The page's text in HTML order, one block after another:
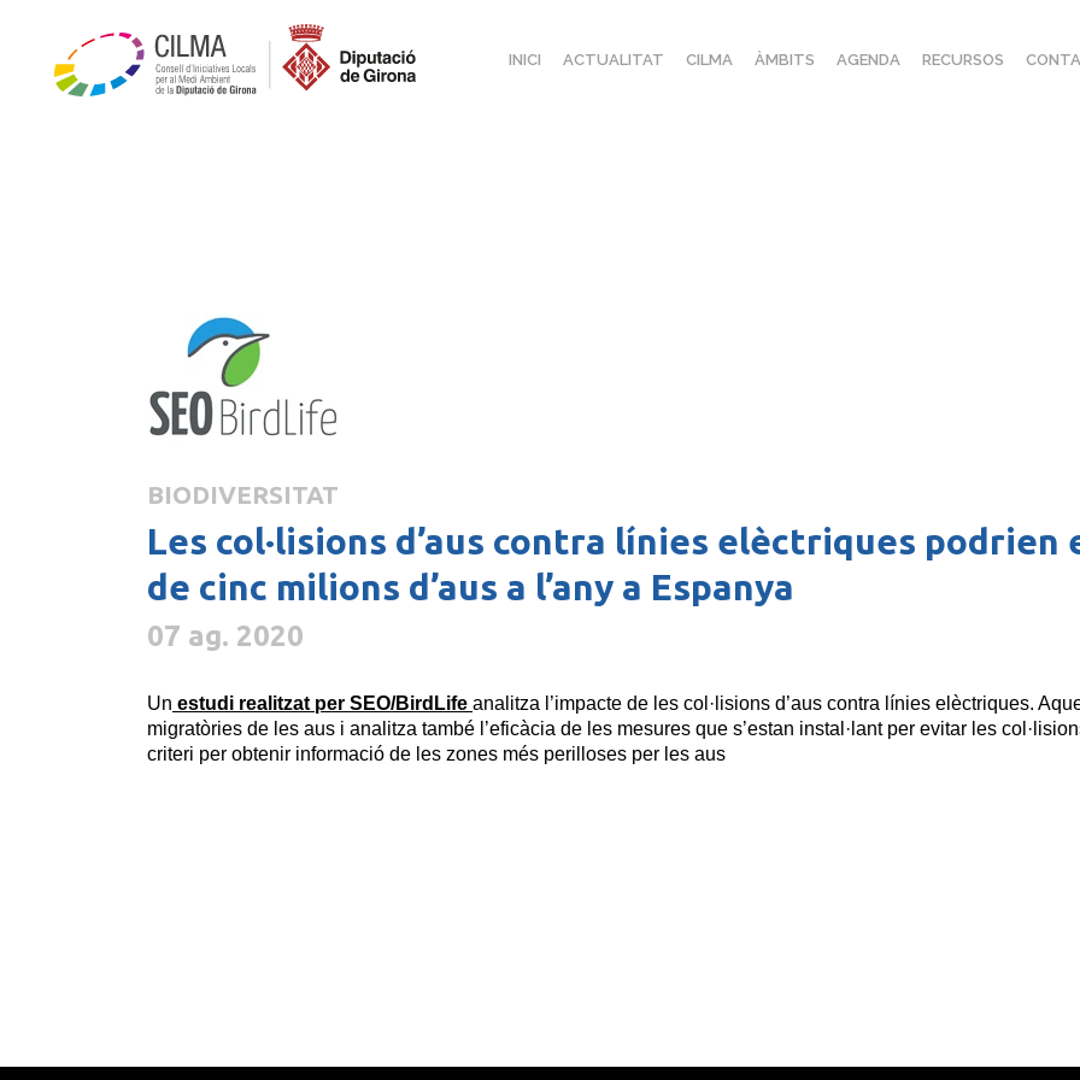
INICI ACTUALITAT CILMA ÀMBITS AGENDA RECURSOS
BIODIVERSITAT
Les col·lisions d’aus contra línies elèctriques
de cinc milions d’aus a l’any a Espanya
07 ag. 2020
Un estudi realitzat per SEO/BirdLife analitza l’impacte de les col·lisions d’aus contra línies elèctriques.
migratòries de les aus i analitza també l’eficàcia de les mesures que s’estan instal·lant per evitar les
criteri per obtenir informació de les zones més perilloses per les aus